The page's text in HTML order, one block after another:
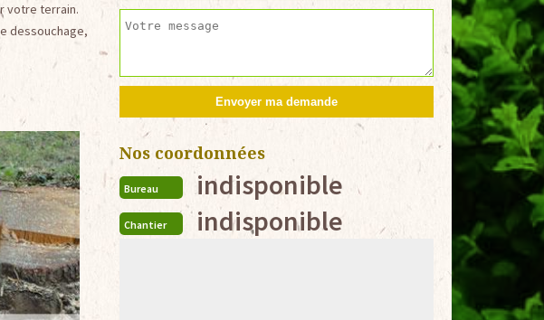
votre terrain.
dessouchage,
Nos coordonnées
Bureau indisponible
Chantier indisponible